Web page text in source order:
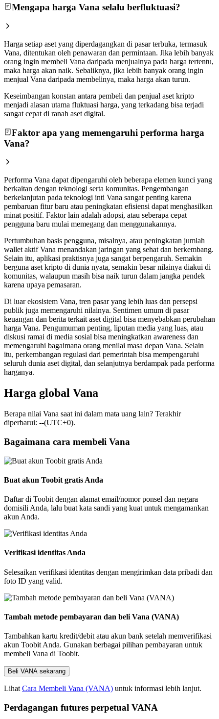
Mengapa harga Vana selalu berfluktuasi?
Harga setiap aset yang diperdagangkan di pasar terbuka, termasuk
Vana, ditentukan oleh penawaran dan permintaan. Jika lebih banyak
orang ingin membeli Vana daripada menjualnya pada harga tertentu,
maka harga akan naik. Sebaliknya, jika lebih banyak orang ingin
menjual Vana daripada membelinya, maka harga akan turun.
Keseimbangan konstan antara pembeli dan penjual aset kripto
menjadi alasan utama fluktuasi harga, yang terkadang bisa terjadi
sangat cepat di ranah aset digital.
Faktor apa yang memengaruhi performa harga
Vana?
Performa Vana dapat dipengaruhi oleh beberapa elemen kunci yang
berkaitan dengan teknologi serta komunitas. Pengembangan
berkelanjutan pada teknologi inti Vana sangat penting karena
pembaruan fitur baru atau peningkatan efisiensi dapat menghasilkan
minat positif. Faktor lain adalah adopsi, atau seberapa cepat
pengguna baru mulai memegang dan menggunakannya.
Pertumbuhan basis pengguna, misalnya, atau peningkatan jumlah
wallet aktif Vana menandakan jaringan yang sehat dan berkembang.
Selain itu, aplikasi praktisnya juga sangat berpengaruh. Semakin
berguna aset kripto di dunia nyata, semakin besar nilainya diakui di
komunitas, walaupun masih bisa naik turun dalam jangka pendek
karena upaya pemasaran.
Di luar ekosistem Vana, tren pasar yang lebih luas dan persepsi
publik juga memengaruhi nilainya. Sentimen umum di pasar
keuangan dan berita terkait aset digital bisa menyebabkan perubahan
harga Vana. Pengumuman penting, liputan media yang luas, atau
diskusi ramai di media sosial bisa meningkatkan awareness dan
memengaruhi bagaimana orang menilai masa depan Vana. Selain
itu, perkembangan regulasi dari pemerintah bisa mempengaruhi
seluruh dunia aset digital, dan selanjutnya berdampak pada performa
harganya.
Harga global Vana
Berapa nilai Vana saat ini dalam mata uang lain? Terakhir
diperbarui: --(UTC+0).
Bagaimana cara membeli Vana
Buat akun Toobit gratis Anda
Daftar di Toobit dengan alamat email/nomor ponsel dan negara
domisili Anda, lalu buat kata sandi yang kuat untuk mengamankan
akun Anda.
Verifikasi identitas Anda
Selesaikan verifikasi identitas dengan mengirimkan data pribadi dan
foto ID yang valid.
Tambah metode pembayaran dan beli Vana (VANA)
Tambahkan kartu kredit/debit atau akun bank setelah memverifikasi
akun Toobit Anda. Gunakan berbagai pilihan pembayaran untuk
membeli Vana di Toobit.
Beli VANA sekarang
Lihat Cara Membeli Vana (VANA) untuk informasi lebih lanjut.
Perdagangan futures perpetual VANA